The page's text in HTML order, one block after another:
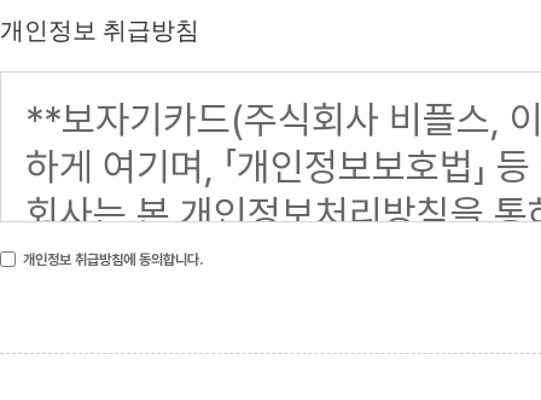
개인정보 취급방침
개인정보 취급방침에 동의합니다.